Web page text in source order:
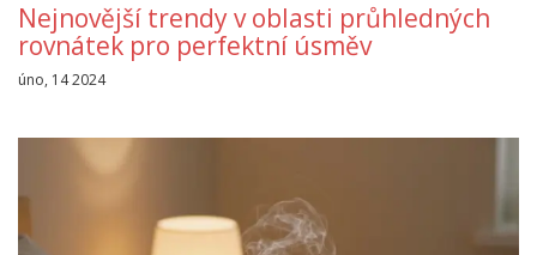
Nejnovější trendy v oblasti průhledných
rovnátek pro perfektní úsměv
úno, 14 2024